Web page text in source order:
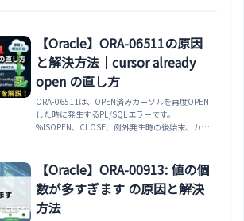
【Oracle】ORA-06511の原因
と解決方法｜cursor already
open の直し方
ORA-06511は、OPEN済みカーソルを再度OPEN
した時に発生するPL/SQLエラーです。
%ISOPEN、CLOSE、例外発生時の後始末、カー
【Oracle】ORA-00913: 値の個
数が多すぎます の原因と解決
方法